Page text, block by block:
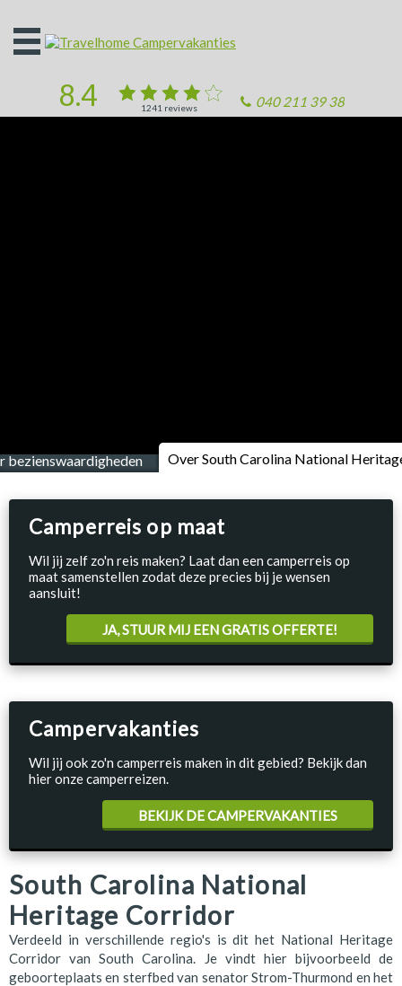
Open
het
040 211 39 38
1241 reviews
8.4
bezienswaardigheden Over South Carolina National
South Carolina National
Heritage Corridor
Verdeeld in verschillende regio's is dit het National Heritage
Corridor van South Carolina. Je vindt hier bijvoorbeeld de
geboorteplaats en sterfbed van senator Strom-Thurmond en het
Camperreis op maat
Wil jij zelf zo'n reis maken? Laat dan een camperreis op
maat samenstellen zodat deze precies bij je wensen
aansluit!
JA, STUUR MIJ EEN GRATIS OFFERTE!
Campervakanties
Wil jij ook zo'n camperreis maken in dit gebied? Bekijk dan
hier onze camperreizen.
BEKIJK DE CAMPERVAKANTIES